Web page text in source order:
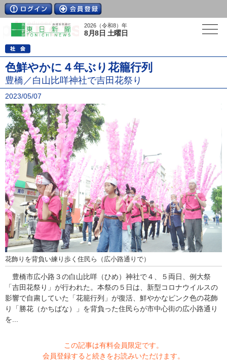
2026（令和8）年
8月8日 土曜日
色鮮やかに４年ぶり花籠行列
豊橋／白山比咩神社で吉田花祭り
2023/05/07
花飾りを背負い練り歩く住民ら（広小路通りで）
豊橋市広小路３の白山比咩（ひめ）神社で４、５両日、例大祭
「吉田花祭り」が行われた。本祭の５日は、新型コロナウイルスの
影響で自粛していた「花籠行列」が復活、鮮やかなピンク色の花飾
り「勝花（かちばな）」を背負った住民らが市中心街の広小路通り
を...
この記事は有料会員限定です。
会員登録すると続きをお読みいただけます。